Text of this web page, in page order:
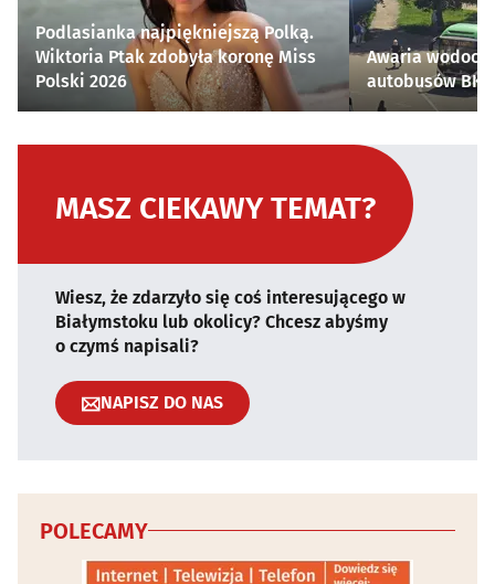
Podlasianka najpiękniejszą Polką.
Wiktoria Ptak zdobyła koronę Miss
Polski 2026
Awaria
autobusów
MASZ CIEKAWY TEMAT?
Wiesz, że zdarzyło się coś interesującego w
Białymstoku lub okolicy? Chcesz abyśmy
o czymś napisali?
NAPISZ DO NAS
POLECAMY